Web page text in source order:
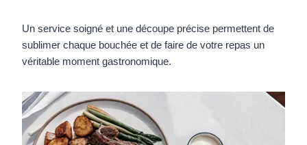
Un service soigné et une découpe précise permettent de
sublimer chaque bouchée et de faire de votre repas un
véritable moment gastronomique.